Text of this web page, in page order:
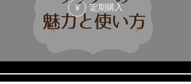
¥ 定期購入